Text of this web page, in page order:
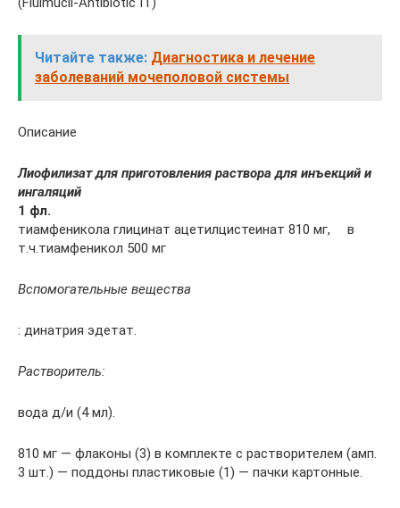
Читайте также: Диагностика и лечение
заболеваний мочеполовой системы
Описание
Лиофилизат для приготовления раствора для инъекций и
ингаляций
1 фл.
тиамфеникола глицинат ацетилцистеинат 810 мг, в
т.ч.тиамфеникол 500 мг
Вспомогательные вещества
: динатрия эдетат.
Растворитель:
вода д/и (4 мл).
810 мг — флаконы (3) в комплекте с растворителем (амп.
3 шт.) — поддоны пластиковые (1) — пачки картонные.